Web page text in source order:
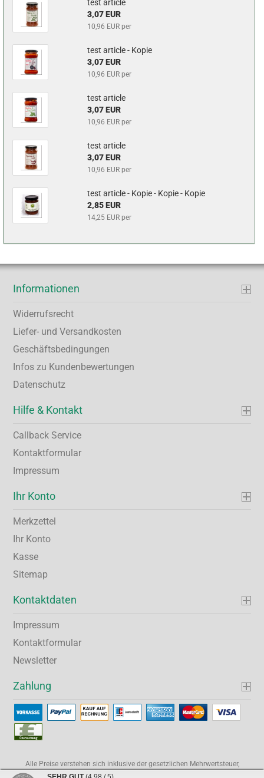
test article
3,07 EUR
10,96 EUR per
test article - Kopie
3,07 EUR
10,96 EUR per
test article
3,07 EUR
10,96 EUR per
test article
3,07 EUR
10,96 EUR per
test article - Kopie - Kopie - Kopie
2,85 EUR
14,25 EUR per
Informationen
Widerrufsrecht
Liefer- und Versandkosten
Geschäftsbedingungen
Infos zu Kundenbewertungen
Datenschutz
Hilfe & Kontakt
Callback Service
Kontaktformular
Impressum
Ihr Konto
Merkzettel
Ihr Konto
Kasse
Sitemap
Kontaktdaten
Impressum
Kontaktformular
Newsletter
Zahlung
Alle Preise verstehen sich inklusive der gesetzlichen Mehrwertsteuer,
soweit nicht anders gekennzeichnet.